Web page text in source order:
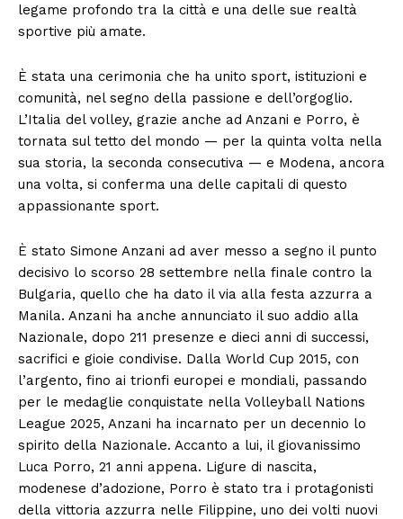
legame profondo tra la città e una delle sue realtà
sportive più amate.
È stata una cerimonia che ha unito sport, istituzioni e
comunità, nel segno della passione e dell’orgoglio.
L’Italia del volley, grazie anche ad Anzani e Porro, è
tornata sul tetto del mondo — per la quinta volta nella
sua storia, la seconda consecutiva — e Modena, ancora
una volta, si conferma una delle capitali di questo
appassionante sport.
È stato Simone Anzani ad aver messo a segno il punto
decisivo lo scorso 28 settembre nella finale contro la
Bulgaria, quello che ha dato il via alla festa azzurra a
Manila. Anzani ha anche annunciato il suo addio alla
Nazionale, dopo 211 presenze e dieci anni di successi,
sacrifici e gioie condivise. Dalla World Cup 2015, con
l’argento, fino ai trionfi europei e mondiali, passando
per le medaglie conquistate nella Volleyball Nations
League 2025, Anzani ha incarnato per un decennio lo
spirito della Nazionale. Accanto a lui, il giovanissimo
Luca Porro, 21 anni appena. Ligure di nascita,
modenese d’adozione, Porro è stato tra i protagonisti
della vittoria azzurra nelle Filippine, uno dei volti nuovi